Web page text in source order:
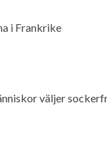
i Frankrike
väljer